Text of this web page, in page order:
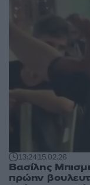
13:2415.02.26
Βασίλης
πρώην